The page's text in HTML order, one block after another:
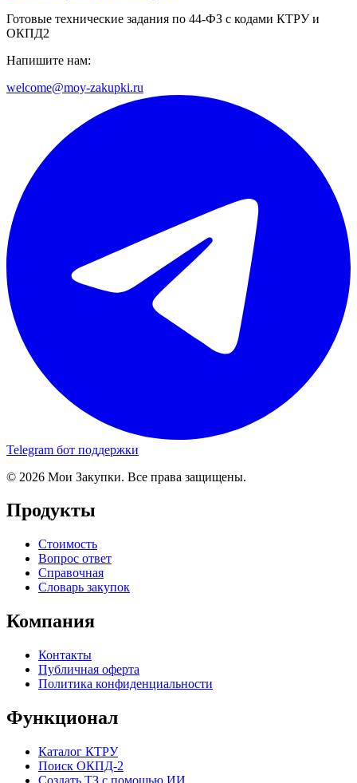
Готовые технические задания по 44-ФЗ с кодами КТРУ и
ОКПД2
Напишите нам:
welcome@moy-zakupki.ru
Telegram бот поддержки
© 2026 Мои Закупки. Все права защищены.
Продукты
Стоимость
Вопрос ответ
Справочная
Словарь закупок
Компания
Контакты
Публичная оферта
Политика конфиденциальности
Функционал
Каталог КТРУ
Поиск ОКПД-2
Создать ТЗ с помощью ИИ